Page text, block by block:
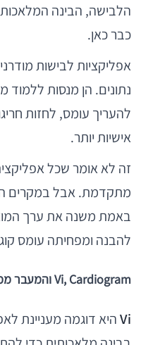
הלבישה, הבינה
כבר כאן.
אפליקציות לבישות
נתונים. הן מנסות
להעריך עומס, לחזות
אישיות יותר.
מתקדמת. אבל במקרים
באמת משנה את ערך
להבנה ומפחיתה עומס
Vi, Cardiogram והמעבר ממדידה לחיזוי
Viהיא דוגמה מעניינת